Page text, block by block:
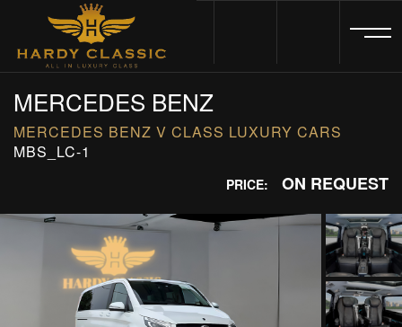
MERCEDES BENZ
MERCEDES BENZ V CLASS LUXURY CARS
MBS_LC-1
PRICE: ON REQUEST
HOME
VEHICLES
ABOUT US